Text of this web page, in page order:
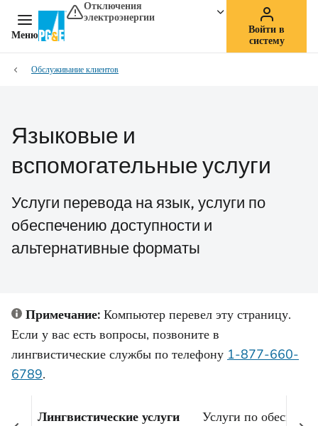
Меню
Отключения
электроэнергии
Войти в
систему
Обслуживание клиентов
Языковые и
вспомогательные услуги
Услуги перевода на язык, услуги по
обеспечению доступности и
альтернативные форматы
Примечание: Компьютер перевел эту страницу.
Если у вас есть вопросы, позвоните в
лингвистические службы по телефону 1-877-660-
6789.
Лингвистические услуги
Услуги по